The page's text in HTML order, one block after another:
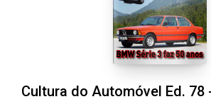
Cultura do Automóvel Ed. 78